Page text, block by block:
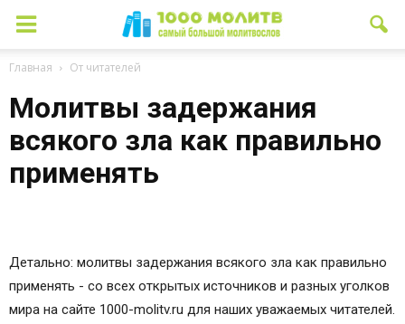
Главная От читателей
Молитвы задержания
всякого зла как правильно
применять
Детально: молитвы задержания всякого зла как правильно
применять - со всех открытых источников и разных уголков
мира на сайте 1000-molitv.ru для наших уважаемых читателей.